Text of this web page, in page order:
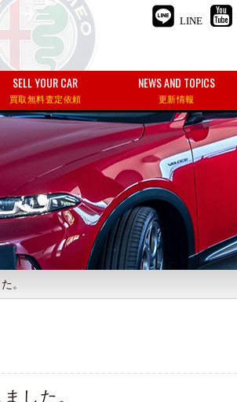
LINE
SELL YOUR CAR
買取無料査定依頼
NEWS AND TOPICS
更新情報
。
した。